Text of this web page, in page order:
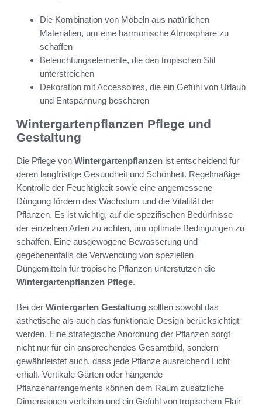
Die Kombination von Möbeln aus natürlichen
Materialien, um eine harmonische Atmosphäre zu
schaffen
Beleuchtungselemente, die den tropischen Stil
unterstreichen
Dekoration mit Accessoires, die ein Gefühl von Urlaub
und Entspannung bescheren
Wintergartenpflanzen Pflege und
Gestaltung
Die Pflege von Wintergartenpflanzen ist entscheidend für
deren langfristige Gesundheit und Schönheit. Regelmäßige
Kontrolle der Feuchtigkeit sowie eine angemessene
Düngung fördern das Wachstum und die Vitalität der
Pflanzen. Es ist wichtig, auf die spezifischen Bedürfnisse
der einzelnen Arten zu achten, um optimale Bedingungen zu
schaffen. Eine ausgewogene Bewässerung und
gegebenenfalls die Verwendung von speziellen
Düngemitteln für tropische Pflanzen unterstützen die
Wintergartenpflanzen Pflege.
Bei der Wintergarten Gestaltung sollten sowohl das
ästhetische als auch das funktionale Design berücksichtigt
werden. Eine strategische Anordnung der Pflanzen sorgt
nicht nur für ein ansprechendes Gesamtbild, sondern
gewährleistet auch, dass jede Pflanze ausreichend Licht
erhält. Vertikale Gärten oder hängende
Pflanzenarrangements können dem Raum zusätzliche
Dimensionen verleihen und ein Gefühl von tropischem Flair